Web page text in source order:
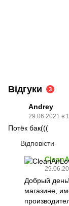
Відгуки 3
Andrey
29.06.2021 в
Потёк бак(((
Відповісти
Добрый
магазине,